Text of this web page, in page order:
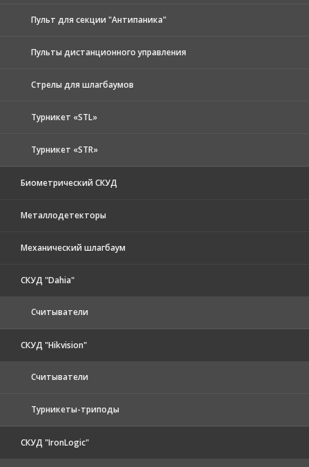
Пульт для секции "Антипаника"
Пульты дистанционного управления
Стрелы для шлагбаумов
Турникет «STL»
Турникет «STR»
Биометрический СКУД
Металлодетекторы
Механический шлагбаум
СКУД "Dahia"
Считыватели
СКУД "Hikvision"
Считыватели
Турникеты-триподы
СКУД "IronLogic"